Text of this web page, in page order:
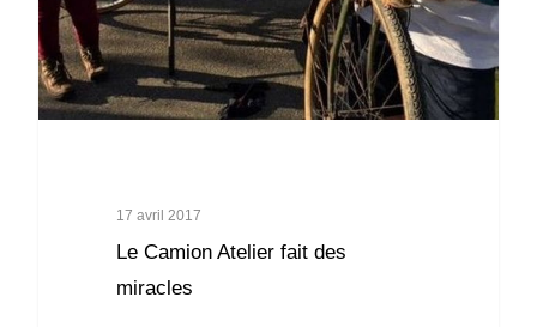
17 avril 2017
Le Camion Atelier fait des
miracles